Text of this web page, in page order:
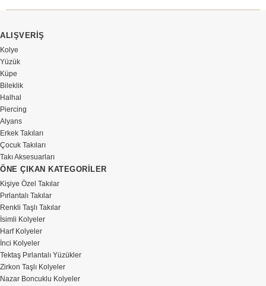
ALIŞVERİŞ
Kolye
Yüzük
Küpe
Bileklik
Halhal
Piercing
Alyans
Erkek Takıları
Çocuk Takıları
Takı Aksesuarları
ÖNE ÇIKAN KATEGORİLER
Kişiye Özel Takılar
Pırlantalı Takılar
Renkli Taşlı Takılar
İsimli Kolyeler
Harf Kolyeler
İnci Kolyeler
Tektaş Pırlantalı Yüzükler
Zirkon Taşlı Kolyeler
Nazar Boncuklu Kolyeler